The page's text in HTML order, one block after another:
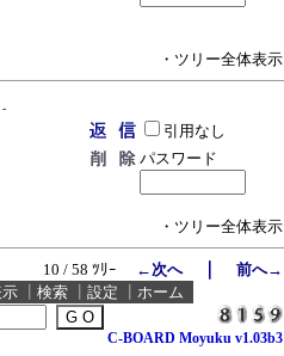
・ツリー全体表示
-
引用なし
パスワード
・ツリー全体表示
10 / 58 ﾂﾘｰ ←次へ｜ 前へ→
検索 設定
ホーム
C-BOARD Moyuku v1.03b3